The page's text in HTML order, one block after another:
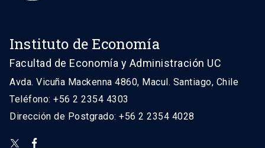
Instituto de Economía
Facultad de Economía y Administración UC
Avda. Vicuña Mackenna 4860, Macul. Santiago, Chile
Teléfono: +56 2 2354 4303
Dirección de Postgrado: +56 2 2354 4028